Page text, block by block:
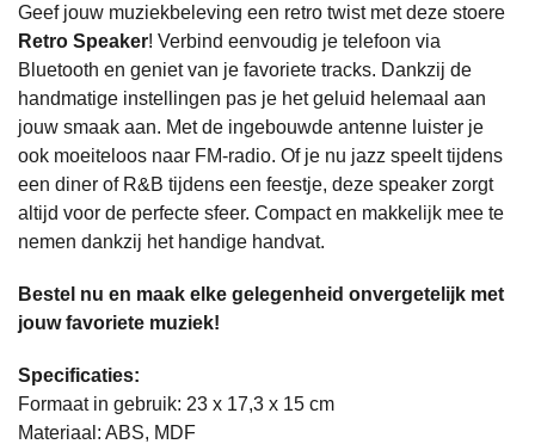
Geef jouw muziekbeleving een retro twist met deze stoere
Retro Speaker! Verbind eenvoudig je telefoon via
Bluetooth en geniet van je favoriete tracks. Dankzij de
handmatige instellingen pas je het geluid helemaal aan
jouw smaak aan. Met de ingebouwde antenne luister je
ook moeiteloos naar FM-radio. Of je nu jazz speelt tijdens
een diner of R&B tijdens een feestje, deze speaker zorgt
altijd voor de perfecte sfeer. Compact en makkelijk mee te
nemen dankzij het handige handvat.
Bestel nu en maak elke gelegenheid onvergetelijk met
jouw favoriete muziek!
Specificaties:
Formaat in gebruik: 23 x 17,3 x 15 cm
Materiaal: ABS, MDF